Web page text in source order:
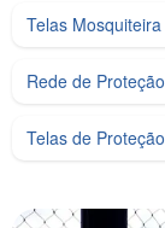
Telas
Rede de
Telas de